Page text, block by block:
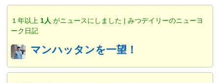
１年以上 1人 がニュースにしました | みつデイリーのニューヨ
ーク日記
マンハッタンを一望！